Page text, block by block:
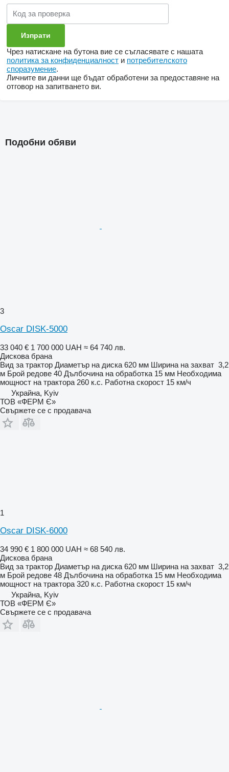
Чрез натискане на бутона вие се съгласявате с нашата
политика за конфиденциалност и потребителското
споразумение.
Личните ви данни ще бъдат обработени за предоставяне на
отговор на запитването ви.
Подобни обяви
3
Oscar DISK-5000
33 040 € 1 700 000 UAH ≈ 64 740 лв.
Дискова брана
Вид за трактор Диаметър на диска 620 мм Ширина на захват 3,2
м Брой редове 40 Дълбочина на обработка 15 мм Необходима
мощност на трактора 260 к.с. Работна скорост 15 км/ч
Украйна, Kyiv
ТОВ «ФЕРМ Є»
Свържете се с продавача
1
Oscar DISK-6000
34 990 € 1 800 000 UAH ≈ 68 540 лв.
Дискова брана
Вид за трактор Диаметър на диска 620 мм Ширина на захват 3,2
м Брой редове 48 Дълбочина на обработка 15 мм Необходима
мощност на трактора 320 к.с. Работна скорост 15 км/ч
Украйна, Kyiv
ТОВ «ФЕРМ Є»
Свържете се с продавача